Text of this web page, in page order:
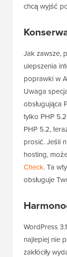
chcą wyjść
Jak zawsze,
ulepszenia
poprawki w
Uwaga
obsługująca
tylko PHP
PHP 5.2,
prosić. Jeśli
hosting,
Check. Ta
obsługuje
WordPress
najlepiej nie
zakłóciły